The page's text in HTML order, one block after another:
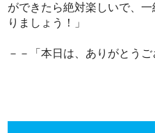
ができたら絶対楽しいで、
りましょう！」
－－「本日は、ありがとうご